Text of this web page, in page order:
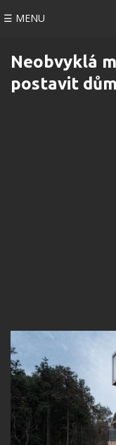
☰ MENU
Neobvyklá
postavit